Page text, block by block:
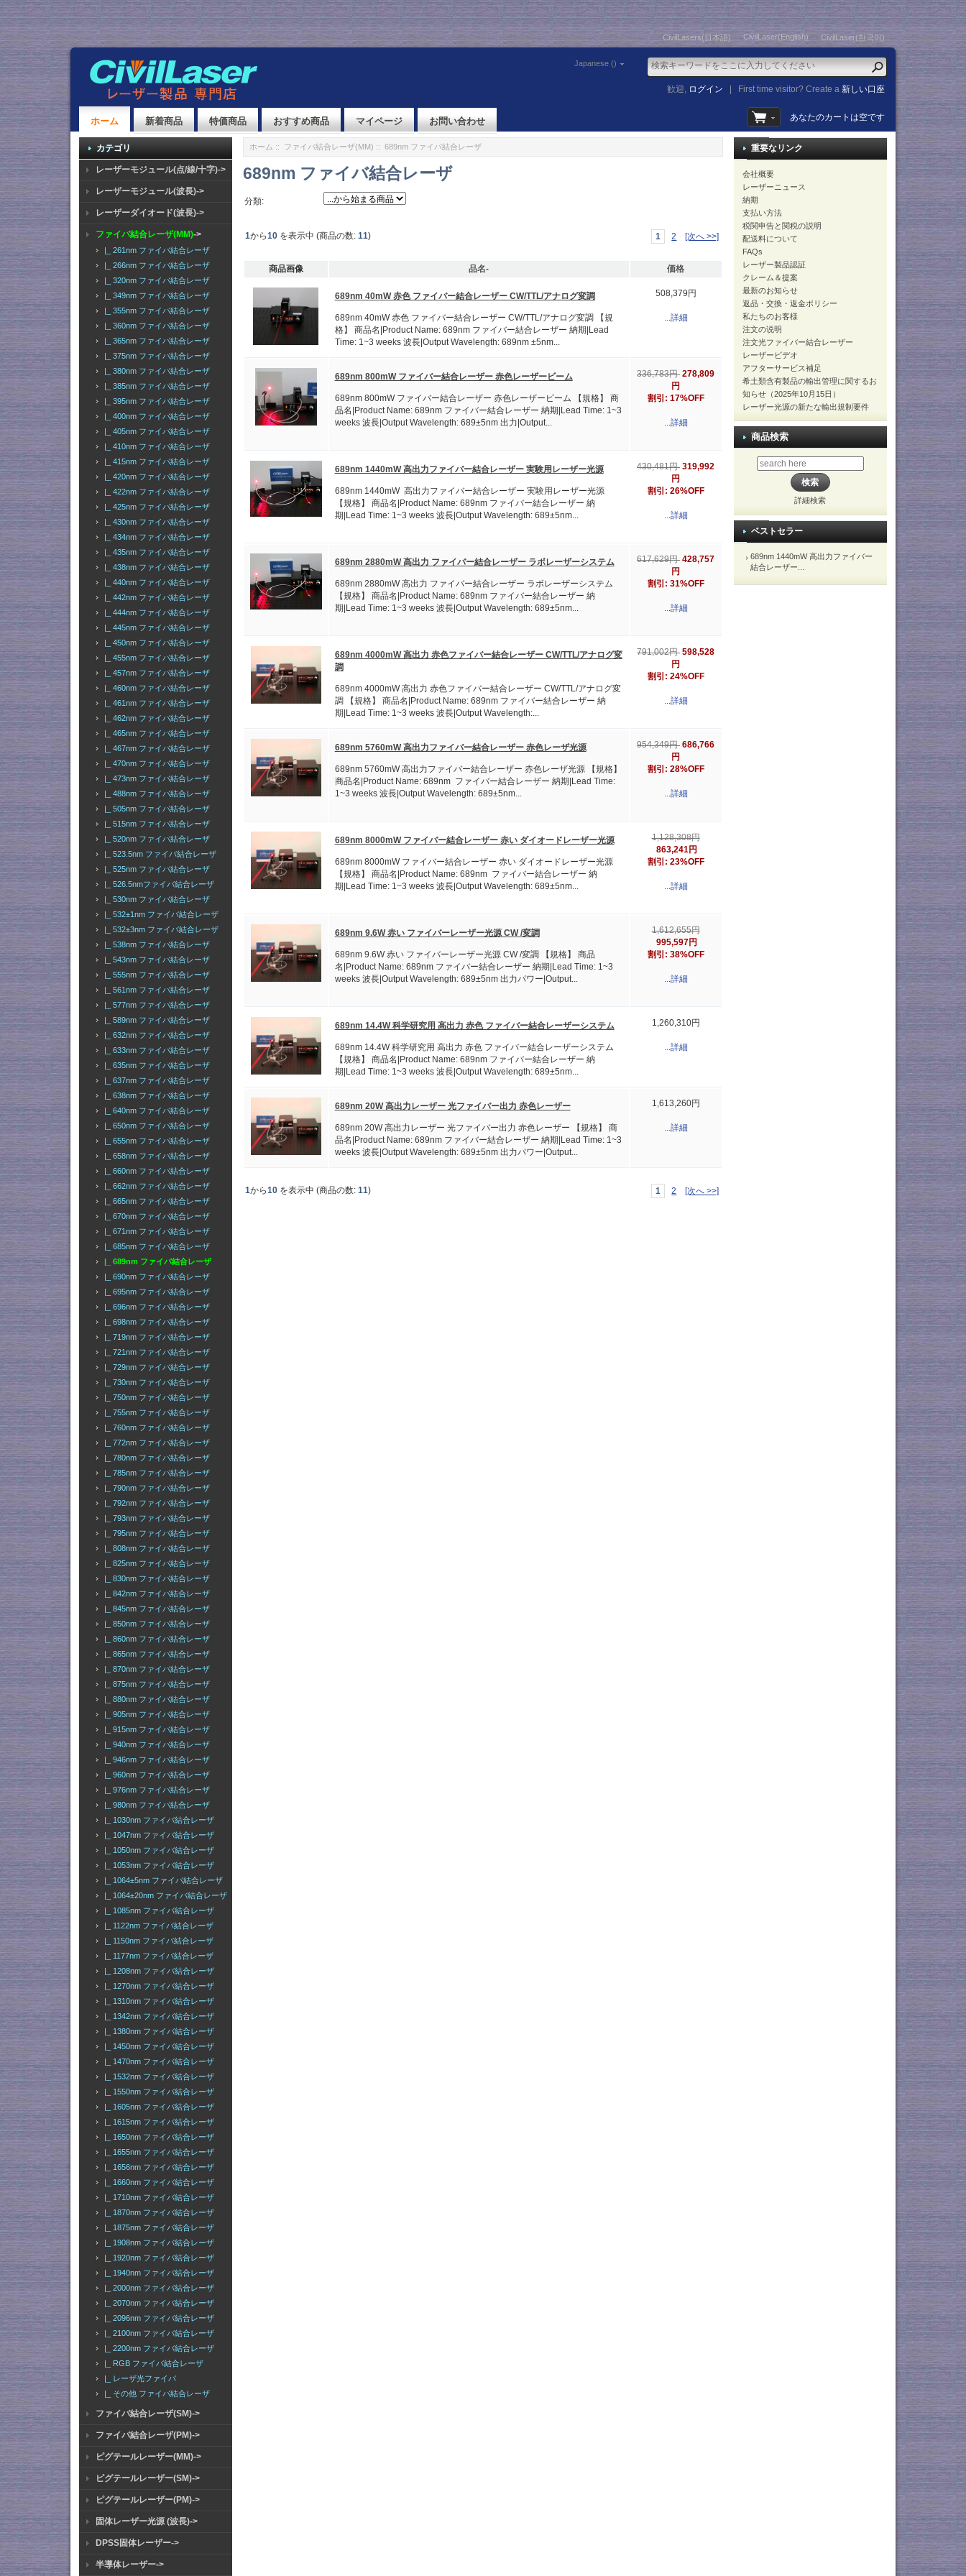
CivilLasers(日本語) CivilLaser(English) CivilLaser(한국어)
Japanese ()
歓迎, ログイン First time visitor? Create a新しい口座
ホーム 新着商品 特価商品 おすすめ商品 マイページ お問い合わせ あなたのカートは空です
カテゴリ
レーザーモジュール(点/線/十字)->
レーザーモジュール(波長)->
レーザーダイオード(波長)->
ファイバ結合レーザ(MM)->
|_ 261nm ファイバ結合レーザ
|_ 266nm ファイバ結合レーザ
|_ 320nm ファイバ結合レーザ
|_ 349nm ファイバ結合レーザ
|_ 355nm ファイバ結合レーザ
|_ 360nm ファイバ結合レーザ
|_ 365nm ファイバ結合レーザ
|_ 375nm ファイバ結合レーザ
|_ 380nm ファイバ結合レーザ
|_ 385nm ファイバ結合レーザ
|_ 395nm ファイバ結合レーザ
|_ 400nm ファイバ結合レーザ
|_ 405nm ファイバ結合レーザ
|_ 410nm ファイバ結合レーザ
|_ 415nm ファイバ結合レーザ
|_ 420nm ファイバ結合レーザ
|_ 422nm ファイバ結合レーザ
|_ 425nm ファイバ結合レーザ
|_ 430nm ファイバ結合レーザ
|_ 434nm ファイバ結合レーザ
|_ 435nm ファイバ結合レーザ
|_ 438nm ファイバ結合レーザ
|_ 440nm ファイバ結合レーザ
|_ 442nm ファイバ結合レーザ
|_ 444nm ファイバ結合レーザ
|_ 445nm ファイバ結合レーザ
|_ 450nm ファイバ結合レーザ
|_ 455nm ファイバ結合レーザ
|_ 457nm ファイバ結合レーザ
|_ 460nm ファイバ結合レーザ
|_ 461nm ファイバ結合レーザ
|_ 462nm ファイバ結合レーザ
|_ 465nm ファイバ結合レーザ
|_ 467nm ファイバ結合レーザ
|_ 470nm ファイバ結合レーザ
|_ 473nm ファイバ結合レーザ
|_ 488nm ファイバ結合レーザ
|_ 505nm ファイバ結合レーザ
|_ 515nm ファイバ結合レーザ
|_ 520nm ファイバ結合レーザ
|_ 523.5nm ファイバ結合レーザ
|_ 525nm ファイバ結合レーザ
|_ 526.5nmファイバ結合レーザ
|_ 530nm ファイバ結合レーザ
|_ 532±1nm ファイバ結合レーザ
|_ 532±3nm ファイバ結合レーザ
|_ 538nm ファイバ結合レーザ
|_ 543nm ファイバ結合レーザ
|_ 555nm ファイバ結合レーザ
|_ 561nm ファイバ結合レーザ
|_ 577nm ファイバ結合レーザ
|_ 589nm ファイバ結合レーザ
|_ 632nm ファイバ結合レーザ
|_ 633nm ファイバ結合レーザ
|_ 635nm ファイバ結合レーザ
|_ 637nm ファイバ結合レーザ
|_ 638nm ファイバ結合レーザ
|_ 640nm ファイバ結合レーザ
|_ 650nm ファイバ結合レーザ
|_ 655nm ファイバ結合レーザ
|_ 658nm ファイバ結合レーザ
|_ 660nm ファイバ結合レーザ
|_ 662nm ファイバ結合レーザ
|_ 665nm ファイバ結合レーザ
|_ 670nm ファイバ結合レーザ
|_ 671nm ファイバ結合レーザ
|_ 685nm ファイバ結合レーザ
|_ 689nm ファイバ結合レーザ
|_ 690nm ファイバ結合レーザ
|_ 695nm ファイバ結合レーザ
|_ 696nm ファイバ結合レーザ
|_ 698nm ファイバ結合レーザ
|_ 719nm ファイバ結合レーザ
|_ 721nm ファイバ結合レーザ
|_ 729nm ファイバ結合レーザ
|_ 730nm ファイバ結合レーザ
|_ 750nm ファイバ結合レーザ
|_ 755nm ファイバ結合レーザ
|_ 760nm ファイバ結合レーザ
|_ 772nm ファイバ結合レーザ
|_ 780nm ファイバ結合レーザ
|_ 785nm ファイバ結合レーザ
|_ 790nm ファイバ結合レーザ
|_ 792nm ファイバ結合レーザ
|_ 793nm ファイバ結合レーザ
|_ 795nm ファイバ結合レーザ
|_ 808nm ファイバ結合レーザ
|_ 825nm ファイバ結合レーザ
|_ 830nm ファイバ結合レーザ
|_ 842nm ファイバ結合レーザ
|_ 845nm ファイバ結合レーザ
|_ 850nm ファイバ結合レーザ
|_ 860nm ファイバ結合レーザ
|_ 865nm ファイバ結合レーザ
|_ 870nm ファイバ結合レーザ
|_ 875nm ファイバ結合レーザ
|_ 880nm ファイバ結合レーザ
|_ 905nm ファイバ結合レーザ
|_ 915nm ファイバ結合レーザ
|_ 940nm ファイバ結合レーザ
|_ 946nm ファイバ結合レーザ
|_ 960nm ファイバ結合レーザ
|_ 976nm ファイバ結合レーザ
|_ 980nm ファイバ結合レーザ
|_ 1030nm ファイバ結合レーザ
|_ 1047nm ファイバ結合レーザ
|_ 1050nm ファイバ結合レーザ
|_ 1053nm ファイバ結合レーザ
|_ 1064±5nm ファイバ結合レーザ
|_ 1064±20nm ファイバ結合レーザ
|_ 1085nm ファイバ結合レーザ
|_ 1122nm ファイバ結合レーザ
|_ 1150nm ファイバ結合レーザ
|_ 1177nm ファイバ結合レーザ
|_ 1208nm ファイバ結合レーザ
|_ 1270nm ファイバ結合レーザ
|_ 1310nm ファイバ結合レーザ
|_ 1342nm ファイバ結合レーザ
|_ 1380nm ファイバ結合レーザ
|_ 1450nm ファイバ結合レーザ
|_ 1470nm ファイバ結合レーザ
|_ 1532nm ファイバ結合レーザ
|_ 1550nm ファイバ結合レーザ
|_ 1605nm ファイバ結合レーザ
|_ 1615nm ファイバ結合レーザ
|_ 1650nm ファイバ結合レーザ
|_ 1655nm ファイバ結合レーザ
|_ 1656nm ファイバ結合レーザ
|_ 1660nm ファイバ結合レーザ
|_ 1710nm ファイバ結合レーザ
|_ 1870nm ファイバ結合レーザ
|_ 1875nm ファイバ結合レーザ
|_ 1908nm ファイバ結合レーザ
|_ 1920nm ファイバ結合レーザ
|_ 1940nm ファイバ結合レーザ
|_ 2000nm ファイバ結合レーザ
|_ 2070nm ファイバ結合レーザ
|_ 2096nm ファイバ結合レーザ
|_ 2100nm ファイバ結合レーザ
|_ 2200nm ファイバ結合レーザ
|_ RGB ファイバ結合レーザ
|_ レーザ光ファイバ
|_ その他 ファイバ結合レーザ
ファイバ結合レーザ(SM)->
ファイバ結合レーザ(PM)->
ピグテールレーザー(MM)->
ピグテールレーザー(SM)->
ピグテールレーザー(PM)->
固体レーザー光源 (波長)->
DPSS固体レーザー->
半導体レーザー->
ホーム :: ファイバ結合レーザ(MM) :: 689nm ファイバ結合レーザ
689nm ファイバ結合レーザ
分類:
1から10を表示中 (商品の数: 11) 1 2 [次へ >>]
商品画像 品名- 価格
689nm 40mW 赤色 ファイバー結合レーザー CW/TTL/アナログ変調
689nm 40mW 赤色 ファイバー結合レーザー CW/TTL/アナログ変調 【規
格】 商品名|Product Name: 689nm ファイバー結合レーザー 納期|Lead
Time: 1~3 weeks 波長|Output Wavelength: 689nm ±5nm...
508,379円
...詳細
689nm 800mW ファイバー結合レーザー 赤色レーザービーム
689nm 800mW ファイバー結合レーザー 赤色レーザービーム 【規格】 商
品名|Product Name: 689nm ファイバー結合レーザー 納期|Lead Time: 1~3
weeks 波長|Output Wavelength: 689±5nm 出力|Output...
336,783円 278,809
円
割引: 17%OFF
...詳細
689nm 1440mW 高出力ファイバー結合レーザー 実験用レーザー光源
689nm 1440mW 高出力ファイバー結合レーザー 実験用レーザー光源
【規格】 商品名|Product Name: 689nm ファイバー結合レーザー 納
期|Lead Time: 1~3 weeks 波長|Output Wavelength: 689±5nm...
430,481円 319,992
円
割引: 26%OFF
...詳細
689nm 2880mW 高出力 ファイバー結合レーザー ラボレーザーシステム
689nm 2880mW 高出力 ファイバー結合レーザー ラボレーザーシステム
【規格】 商品名|Product Name: 689nm ファイバー結合レーザー 納
期|Lead Time: 1~3 weeks 波長|Output Wavelength: 689±5nm...
617,629円 428,757
円
割引: 31%OFF
...詳細
689nm 4000mW 高出力 赤色ファイバー結合レーザー CW/TTL/アナログ変
調
689nm 4000mW 高出力 赤色ファイバー結合レーザー CW/TTL/アナログ変
調 【規格】 商品名|Product Name: 689nm ファイバー結合レーザー 納
期|Lead Time: 1~3 weeks 波長|Output Wavelength:...
791,002円 598,528
円
割引: 24%OFF
...詳細
689nm 5760mW 高出力ファイバー結合レーザー 赤色レーザ光源
689nm 5760mW 高出力ファイバー結合レーザー 赤色レーザ光源 【規格】
商品名|Product Name: 689nm ファイバー結合レーザー 納期|Lead Time:
1~3 weeks 波長|Output Wavelength: 689±5nm...
954,349円 686,766
円
割引: 28%OFF
...詳細
689nm 8000mW ファイバー結合レーザー 赤い ダイオードレーザー光源
689nm 8000mW ファイバー結合レーザー 赤い ダイオードレーザー光源
【規格】 商品名|Product Name: 689nm ファイバー結合レーザー 納
期|Lead Time: 1~3 weeks 波長|Output Wavelength: 689±5nm...
1,128,308円
863,241円
割引: 23%OFF
...詳細
689nm 9.6W 赤い ファイバーレーザー光源 CW /変調
689nm 9.6W 赤い ファイバーレーザー光源 CW /変調 【規格】 商品
名|Product Name: 689nm ファイバー結合レーザー 納期|Lead Time: 1~3
weeks 波長|Output Wavelength: 689±5nm 出力パワー|Output...
1,612,655円
995,597円
割引: 38%OFF
...詳細
689nm 14.4W 科学研究用 高出力 赤色 ファイバー結合レーザーシステム
689nm 14.4W 科学研究用 高出力 赤色 ファイバー結合レーザーシステム
【規格】 商品名|Product Name: 689nm ファイバー結合レーザー 納
期|Lead Time: 1~3 weeks 波長|Output Wavelength: 689±5nm...
1,260,310円
...詳細
689nm 20W 高出力レーザー 光ファイバー出力 赤色レーザー
689nm 20W 高出力レーザー 光ファイバー出力 赤色レーザー 【規格】 商
品名|Product Name: 689nm ファイバー結合レーザー 納期|Lead Time: 1~3
weeks 波長|Output Wavelength: 689±5nm 出力パワー|Output...
1,613,260円
...詳細
1から10を表示中 (商品の数: 11) 1 2 [次へ >>]
重要なリンク
会社概要
レーザーニュース
納期
支払い方法
税関申告と関税の説明
配送料について
FAQs
レーザー製品認証
クレーム＆提案
最新のお知らせ
返品・交換・返金ポリシー
私たちのお客様
注文の说明
注文光ファイバー結合レーザー
レーザービデオ
アフターサービス補足
希土類含有製品の輸出管理に関するお
知らせ（2025年10月15日）
レーザー光源の新たな輸出規制要件
商品検索
詳細検索
ベストセラー
689nm 1440mW 高出力ファイバー
結合レーザー...